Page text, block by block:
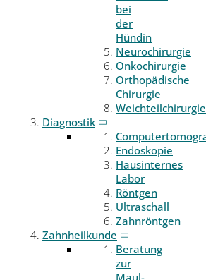
bei
der
Hündin
Neurochirurgie
Onkochirurgie
Orthopädische
Chirurgie
Weichteilchirurgie
Diagnostik
Endoskopie
Hausinternes
Labor
Röntgen
Ultraschall
Zahnröntgen
Zahnheilkunde
Beratung
zur
Maul-